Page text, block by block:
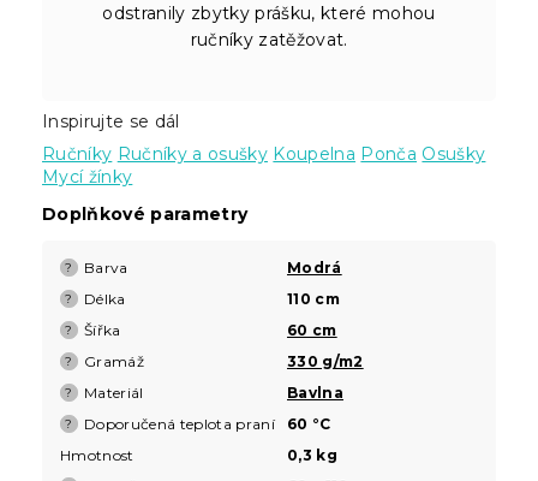
odstranily zbytky prášku, které mohou
ručníky zatěžovat.
Inspirujte se dál
Ručníky Ručníky a osušky Koupelna Ponča Osušky
Mycí žínky
Doplňkové parametry
? Barva Modrá
? Délka 110 cm
? Šířka 60 cm
? Gramáž 330 g/m2
? Materiál Bavlna
? Doporučená teplota praní
60 °C
Hmotnost
0,3 kg